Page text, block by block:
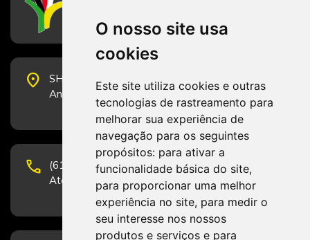
O nosso site usa
cookies
Este site utiliza cookies e outras
tecnologias de rastreamento para
melhorar sua experiência de
navegação para os seguintes
propósitos: para ativar a
funcionalidade básica do site,
para proporcionar uma melhor
experiência no site, para medir o
seu interesse nos nossos
produtos e serviços e para
place
SHS Quadra 6, Bloco E, Complexo Brasil 21, 20º
Andar, Sala 2001 - CEP 70322-915 - Brasília/DF
phone
(61) 3223-1652 e (61) 98131-3801.
Atendimento por telefone em horário comercial